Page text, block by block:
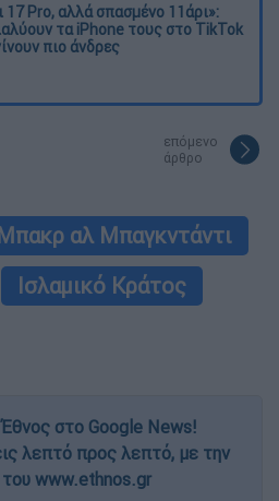
17 Pro, αλλά σπασμένο 11άρι»:
τα iPhone τους στο TikTok
πιο άνδρες
επόμενο
άρθρο
αλ Μπαγκντάντι
Ισλαμικό Κράτος
στο Google News!
λεπτό προς λεπτό, με την
www.ethnos.gr